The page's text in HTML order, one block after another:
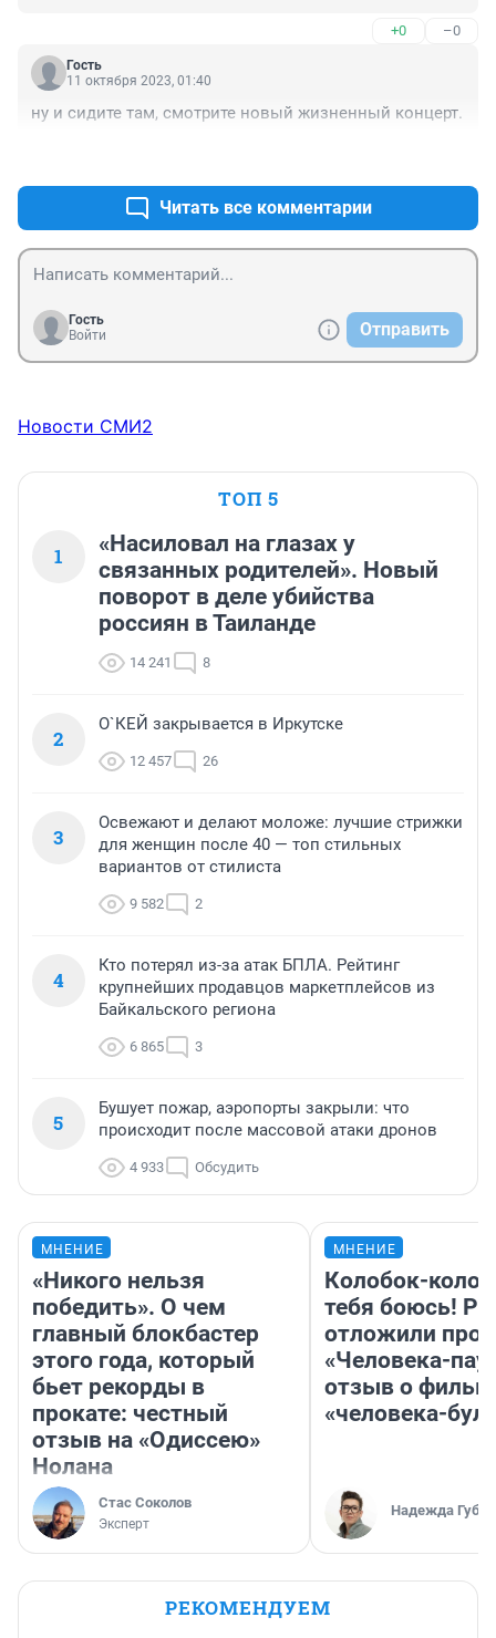
+0 –0
Гость
11 октября 2023, 01:40
ну и сидите там, смотрите новый жизненный концерт.
Читать все комментарии
Гость
Войти
Отправить
Новости СМИ2
ТОП 5
1
«Насиловал на глазах у
связанных родителей». Новый
поворот в деле убийства
россиян в Таиланде
14 241 8
2
О`КЕЙ закрывается в Иркутске
12 457 26
3
Освежают и делают моложе: лучшие стрижки
для женщин после 40 — топ стильных
вариантов от стилиста
9 582 2
4
Кто потерял из-за атак БПЛА. Рейтинг
крупнейших продавцов маркетплейсов из
Байкальского региона
6 865 3
5
Бушует пожар, аэропорты закрыли: что
происходит после массовой атаки дронов
4 933 Обсудить
МНЕНИЕ
«Никого нельзя
победить». О чем
главный блокбастер
этого года, который
бьет рекорды в
прокате: честный
отзыв на «Одиссею»
Нолана
Стас Соколов
Эксперт
МНЕНИЕ
Колобок-
тебя боюсь!
отложили
«Человека-
отзыв о
«человека-
Надежда
РЕКОМЕНДУЕМ